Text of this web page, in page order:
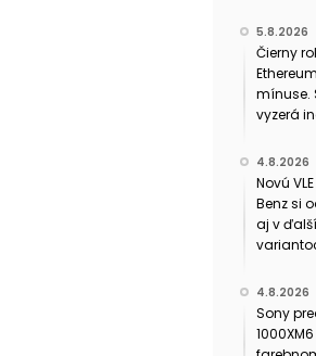
5.8.2026
Čierny
mínuse.
vyzerá
4.8.2026
Novú
Benz si
aj v
4.8.2026
Sony